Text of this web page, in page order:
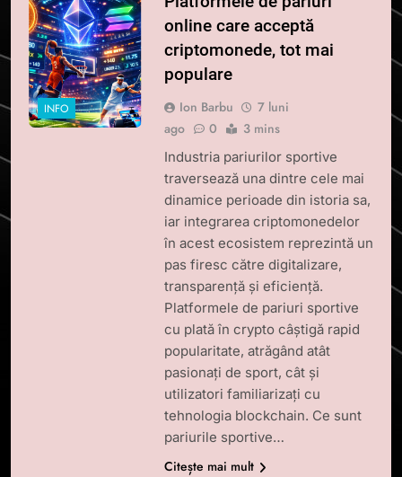
INFO
online care acceptă
criptomonede, tot mai
populare
Ion Barbu
7 luni
ago
0 3 mins
Industria pariurilor sportive
traversează una dintre cele mai
dinamice perioade din istoria sa,
iar integrarea criptomonedelor
în acest ecosistem reprezintă un
pas firesc către digitalizare,
transparență și eficiență.
Platformele de pariuri sportive
cu plată în crypto câștigă rapid
popularitate, atrăgând atât
pasionați de sport, cât și
utilizatori familiarizați cu
tehnologia blockchain. Ce sunt
pariurile sportive…
Citește mai mult